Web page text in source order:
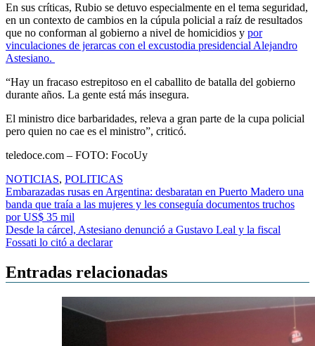
En sus críticas, Rubio se detuvo especialmente en el tema seguridad,
en un contexto de cambios en la cúpula policial a raíz de resultados
que no conforman al gobierno a nivel de homicidios y por
vinculaciones de jerarcas con el excustodia presidencial Alejandro
Astesiano.
“Hay un fracaso estrepitoso en el caballito de batalla del gobierno
durante años. La gente está más insegura.
El ministro dice barbaridades, releva a gran parte de la cupa policial
pero quien no cae es el ministro”, criticó.
teledoce.com – FOTO: FocoUy
NOTICIAS, POLITICAS
Navegación
de
entradas
Embarazadas rusas en Argentina: desbaratan en Puerto Madero una
banda que traía a las mujeres y les conseguía documentos truchos
por US$ 35 mil
Desde la cárcel, Astesiano denunció a Gustavo Leal y la fiscal
Fossati lo citó a declarar
Entradas relacionadas